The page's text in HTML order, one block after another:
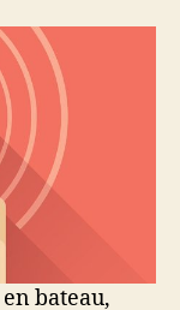
bateau,